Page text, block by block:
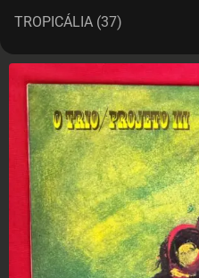
TROPICÁLIA (37)